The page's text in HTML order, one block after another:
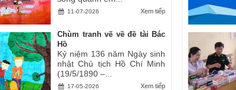
Xem tiếp
11-07-2026
Chùm tranh vẽ về đề tài Bác
Hồ
Kỷ niệm 136 năm Ngày sinh
nhật Chủ tịch Hồ Chí Minh
(19/5/1890 –...
Xem tiếp
17-05-2026